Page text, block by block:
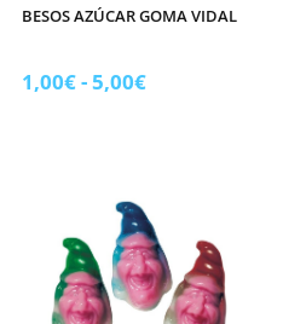
BESOS AZÚCAR GOMA VIDAL
1,00€-5,00€Rango
1,00€
hasta
5,00€